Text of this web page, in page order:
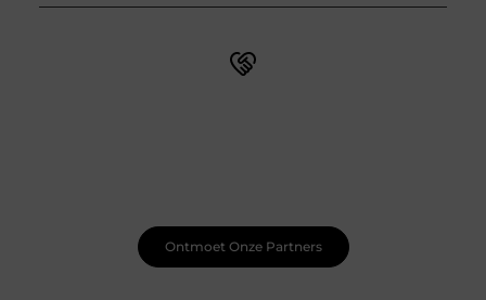
Ontmoet Onze Partners